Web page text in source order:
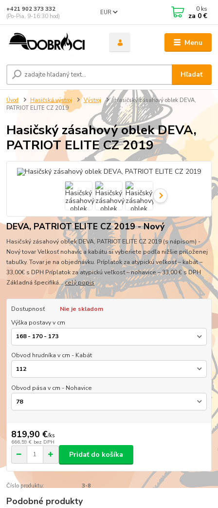
Menu
EUR
Hľadať
+421 902 373 332
(Po-Pia, 9-16:30 hod)
0 ks
za 0 €
Úvod Hasičská výstroj Výstroj
Hasičský zásahový oblek DEVA,
PATRIOT ELITE CZ 2019
Hasičský zásahový oblek DEVA,
PATRIOT ELITE CZ 2019
DEVA, PATRIOT ELITE CZ 2019 - Nový
Hasičský zásahový oblek DEVA, PATRIOT ELITE CZ 2019 (s nápisom) -
Nový tovar Velkosť nohavíc a kabátu si vyberiete podľa nižšie priloženej
tabuľky. Tovar je na objednávku. Príplatok za atypickú veľkosť – kabát –
33,00€ s DPH Príplatok za atypickú veľkosť – nohavice – 33,00 € s DPH
Základná špecifiká...celý popis
Dostupnosť
Nie je skladom
Výška postavy v cm
Obvod hrudníka v cm - Kabát
Obvod pása v cm - Nohavice
819,90 €/ks
666,59 € bez DPH
Pridať do košíka
Číslo produktu: 3-8
Podobné produkty